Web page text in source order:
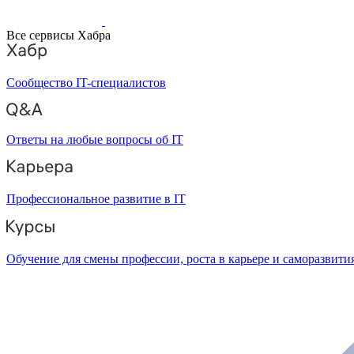
Все сервисы Хабра
Сообщество IT-специалистов
Ответы на любые вопросы об IT
Профессиональное развитие в IT
Обучение для смены профессии, роста в карьере и